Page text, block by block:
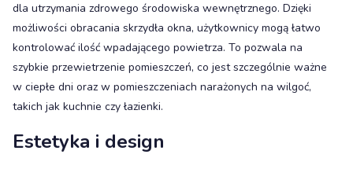
dla utrzymania zdrowego środowiska wewnętrznego. Dzięki
możliwości obracania skrzydła okna, użytkownicy mogą łatwo
kontrolować ilość wpadającego powietrza. To pozwala na
szybkie przewietrzenie pomieszczeń, co jest szczególnie ważne
w ciepłe dni oraz w pomieszczeniach narażonych na wilgoć,
takich jak kuchnie czy łazienki.
Estetyka i design